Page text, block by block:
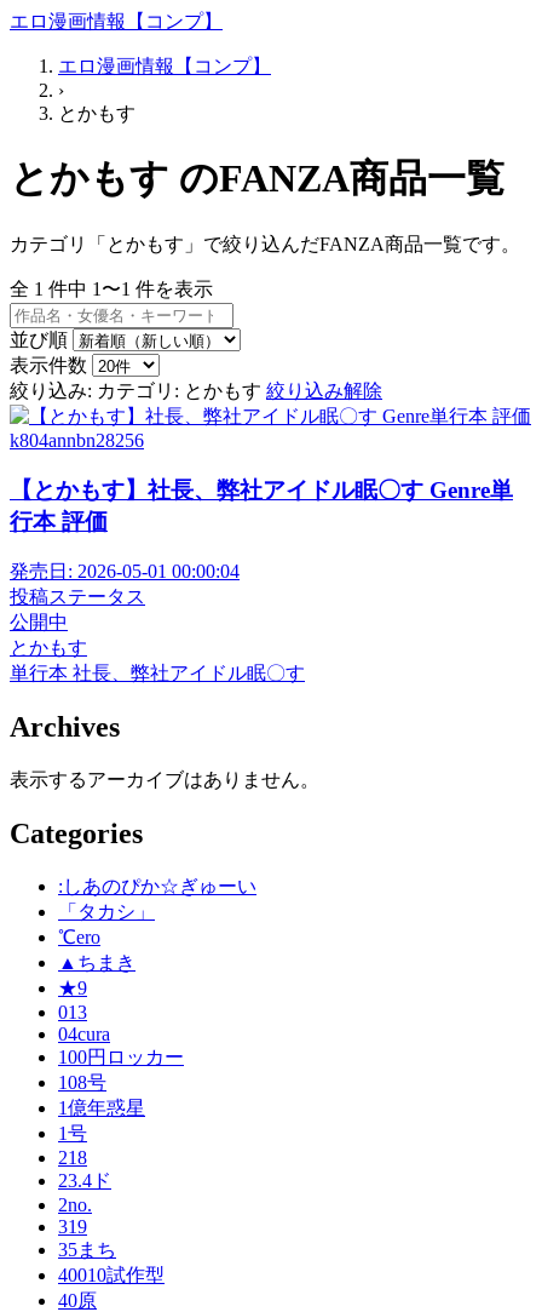
エロ漫画情報【コンプ】
エロ漫画情報【コンプ】
›
とかもす
とかもす のFANZA商品一覧
カテゴリ「とかもす」で絞り込んだFANZA商品一覧です。
全 1 件中 1〜1 件を表示
並び順
表示件数
絞り込み: カテゴリ: とかもす 絞り込み解除
k804annbn28256
【とかもす】社長、弊社アイドル眠〇す Genre単
行本 評価
発売日: 2026-05-01 00:00:04
投稿ステータス
公開中
とかもす
単行本 社長、弊社アイドル眠〇す
Archives
表示するアーカイブはありません。
Categories
:しあのぴか☆ぎゅーい
「タカシ」
℃ero
▲ちまき
★9
013
04cura
100円ロッカー
108号
1億年惑星
1号
218
23.4ド
2no.
319
35まち
40010試作型
40原